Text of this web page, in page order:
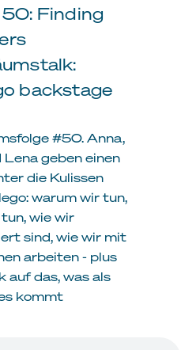
50: Finding
backstage
#50. Anna,
Lena geben einen
die Kulissen
warum wir tun,
wie wir
sind, wie wir mit
arbeiten - plus
auf das, was als
kommt